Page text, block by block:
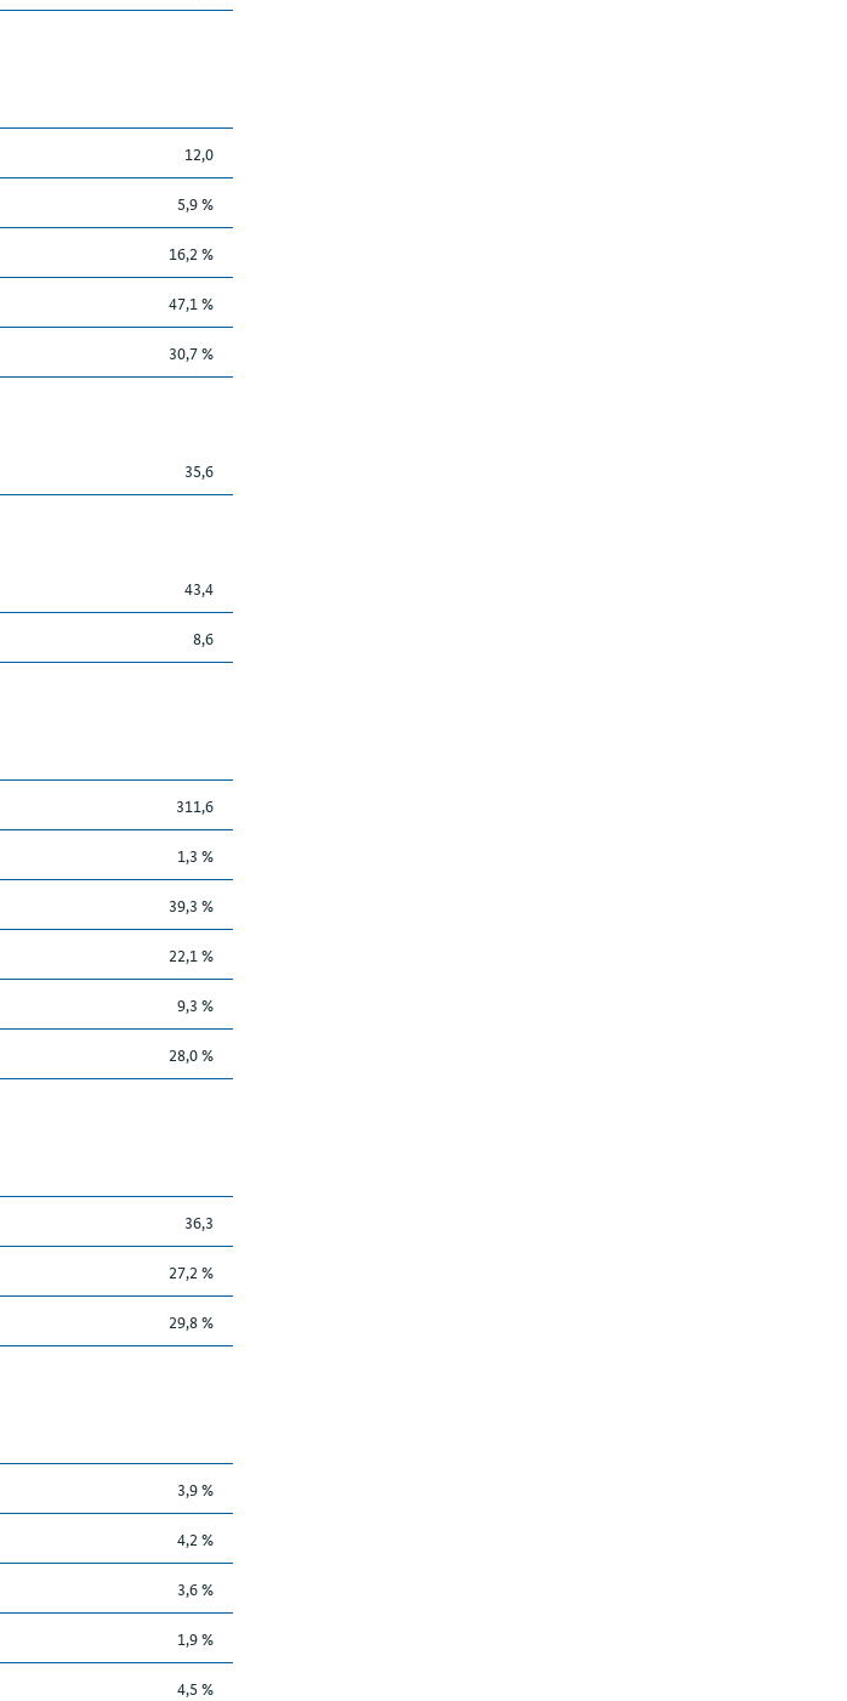
12,0
5,9 %
16,2 %
47,1 %
30,7 %
35,6
43,4
8,6
311,6
1,3 %
39,3 %
22,1 %
9,3 %
28,0 %
36,3
27,2 %
29,8 %
3,9 %
4,2 %
3,6 %
1,9 %
4,5 %